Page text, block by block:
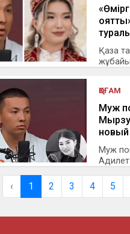
Қаза
ҚОҒАМ
Муж
новый
Муж
‹ 1 2 3 4 5